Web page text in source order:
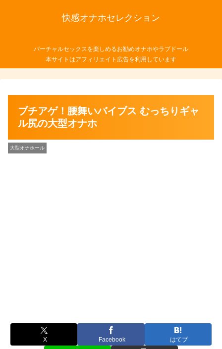
快感オナホセレクション
バーチャルセックスを楽しめるお勧めオナホやラブドール
本サイトはアフィリエイト広告を利用しています
ブチアゲ！腰舞いバイブス むっちりギャ
ル尻の大型オナホ
大型オナホール
X Facebook はてブ